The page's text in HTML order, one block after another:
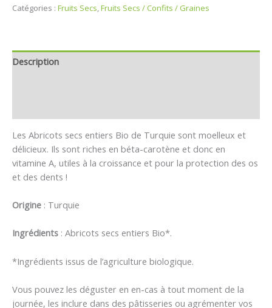
Catégories : Fruits Secs,Fruits Secs / Confits / Graines
Description
Les Abricots secs entiers Bio de Turquie sont moelleux et
délicieux. Ils sont riches en béta-carotène et donc en
vitamine A, utiles à la croissance et pour la protection des os
et des dents !
Origine : Turquie
Ingrédients : Abricots secs entiers Bio*.
*Ingrédients issus de l’agriculture biologique.
Vous pouvez les déguster en en-cas à tout moment de la
journée, les inclure dans des pâtisseries ou agrémenter vos